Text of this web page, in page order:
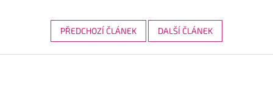
PŘEDCHOZÍ ČLÁNEK DALŠÍ ČLÁNEK